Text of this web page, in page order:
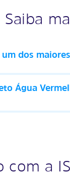
Saiba
um dos
Água
a